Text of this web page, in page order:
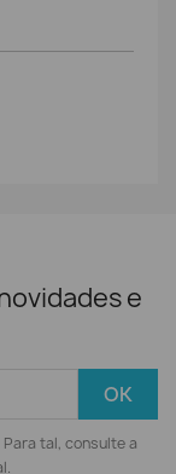
e
tal, consulte a